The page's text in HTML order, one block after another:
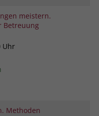
meistern.
Betreuung
Uhr
Methoden